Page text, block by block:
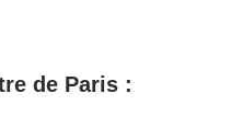
de Paris :